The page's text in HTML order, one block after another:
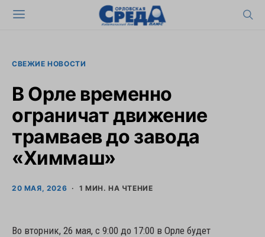
СВЕЖИЕ НОВОСТИ
В Орле временно
ограничат движение
трамваев до завода
«Химмаш»
20 МАЯ, 2026 1 МИН. НА ЧТЕНИЕ
Во вторник, 26 мая, с 9:00 до 17:00 в Орле будет